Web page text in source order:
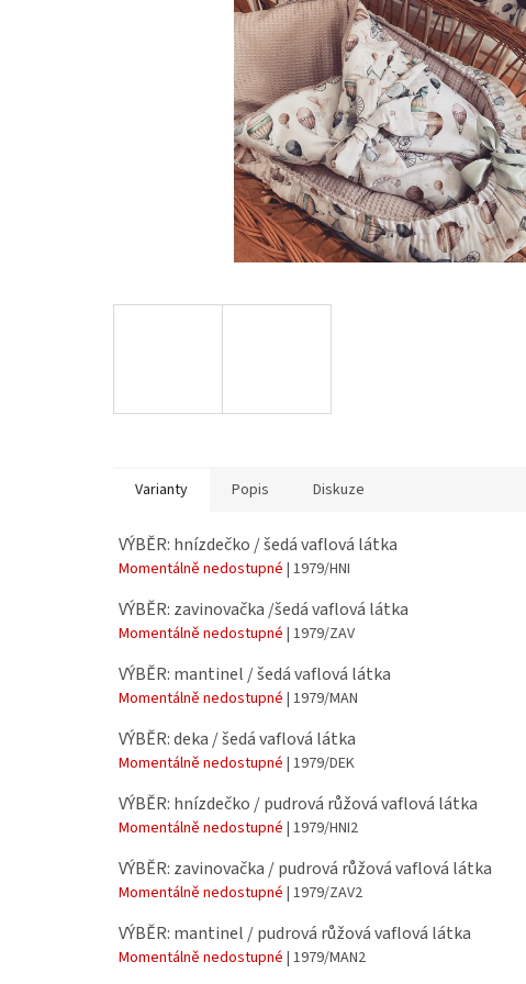
Varianty Popis Diskuze
VÝBĚR: hnízdečko / šedá vaflová látka
Momentálně nedostupné | 1979/HNI
VÝBĚR: zavinovačka /šedá vaflová látka
Momentálně nedostupné | 1979/ZAV
VÝBĚR: mantinel / šedá vaflová látka
Momentálně nedostupné | 1979/MAN
VÝBĚR: deka / šedá vaflová látka
Momentálně nedostupné | 1979/DEK
VÝBĚR: hnízdečko / pudrová růžová vaflová látka
Momentálně nedostupné | 1979/HNI2
VÝBĚR: zavinovačka / pudrová růžová vaflová látka
Momentálně nedostupné | 1979/ZAV2
VÝBĚR: mantinel / pudrová růžová vaflová látka
Momentálně nedostupné | 1979/MAN2